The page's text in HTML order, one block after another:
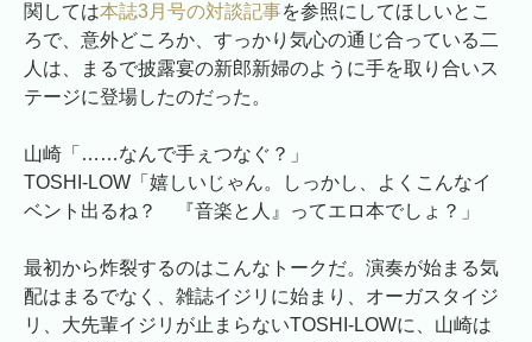
関しては本誌3月号の対談記事を参照にしてほしいとこ
ろで、意外どころか、すっかり気心の通じ合っている二
人は、まるで披露宴の新郎新婦のように手を取り合いス
テージに登場したのだった。
山崎「……なんで手ぇつなぐ？」
TOSHI-LOW「嬉しいじゃん。しっかし、よくこんなイ
ベント出るね？ 『音楽と人』ってエロ本でしょ？」
最初から炸裂するのはこんなトークだ。演奏が始まる気
配はまるでなく、雑誌イジリに始まり、オーガスタイジ
リ、大先輩イジリが止まらないTOSHI-LOWに、山崎は